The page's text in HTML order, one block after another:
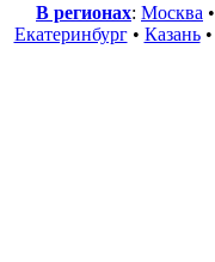
В регионах: Москва •
Екатеринбург• Казань•